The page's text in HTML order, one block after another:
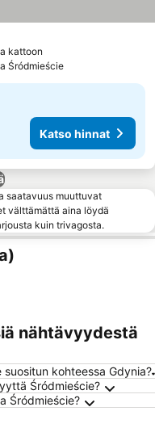
kattoon
Śródmieście
Katso hinnat
saatavuus muuttuvat
välttämättä aina löydä
kuin trivagosta.
nähtävyydestä
kohteessa Gdynia?
Śródmieście?
Śródmieście?